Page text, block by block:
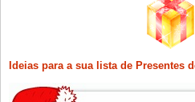
Ideias para a sua lista de Presentes